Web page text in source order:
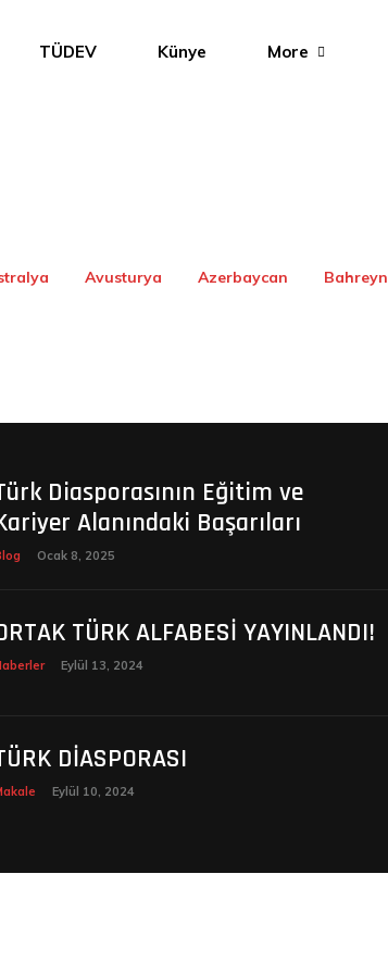
TÜDEV Künye More
Avusturya Azerbaycan Bahreyn
Diasporasının Eğitim ve
Alanındaki Başarıları
Ocak 8, 2025
TÜRK ALFABESİ YAYINLANDI!
Eylül 13, 2024
DİASPORASI
Eylül 10, 2024